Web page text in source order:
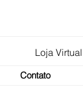
Loja Virtual
Contato